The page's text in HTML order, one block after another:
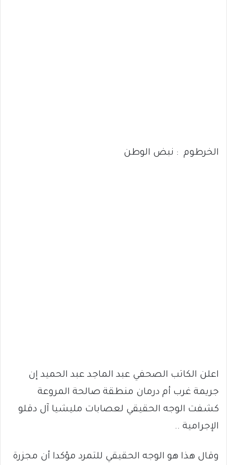
الخرطوم : نبض الوطن
اعلن الكاتب الصحفي عبد الماجد عبد الحميد إن
جريمة غرب أم درمان منطقة صالحة المروعة
كشفت الوجه الحقيقي لعصابات مليشيا آل دقلو
الإجرامية ..
وقال هذا هو الوجه الحقيقي للتمرد مؤكدا أن مجزرة